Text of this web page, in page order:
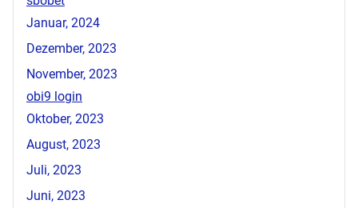
Januar, 2024
Dezember, 2023
November, 2023
obi9 login
Oktober, 2023
August, 2023
Juli, 2023
Juni, 2023